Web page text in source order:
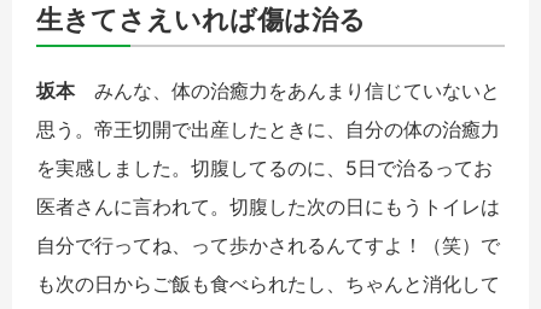
生きてさえいれば傷は治る
坂本みんな、体の治癒力をあんまり信じていないと
思う。帝王切開で出産したときに、自分の体の治癒力
を実感しました。切腹してるのに、5日で治るってお
医者さんに言われて。切腹した次の日にもうトイレは
自分で行ってね、って歩かされるんてすよ！（笑）で
も次の日からご飯も食べられたし、ちゃんと消化して